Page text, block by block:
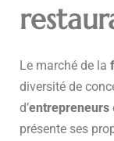
Le marché de la
diversité de
d’entrepreneurs
présente ses